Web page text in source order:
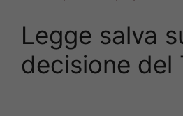
Legge salva
decisione del